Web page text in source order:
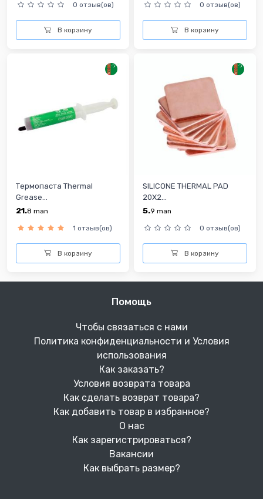
0 отзыв(ов)
В корзину
0 отзыв(ов)
В корзину
Термопаста Thermal
Grease...
21.8 man
1 отзыв(ов)
В корзину
SILICONE THERMAL PAD
20X2...
5.9 man
0 отзыв(ов)
В корзину
Помощь
Чтобы связаться с нами
Политика конфиденциальности и Условия
использования
Как заказать?
Условия возврата товара
Как сделать возврат товара?
Как добавить товар в избранное?
О нас
Как зарегистрироваться?
Вакансии
Как выбрать размер?